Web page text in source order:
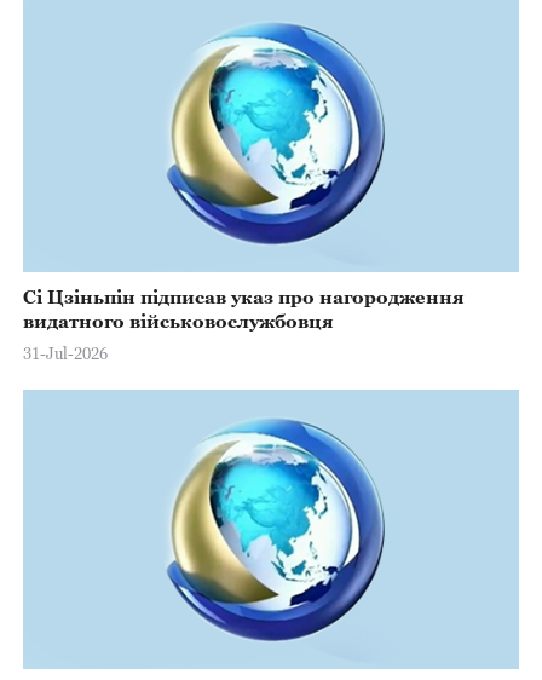
Сі Цзіньпін підписав указ про нагородження
видатного військовослужбовця
31-Jul-2026